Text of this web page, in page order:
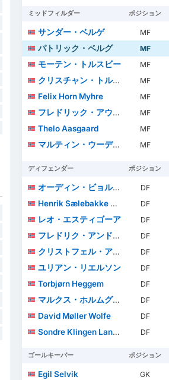
ミッドフィルダー ポジション
サンダー・ベルゲ MF
パトリック・ベルグ
MF
モーテン・トルスビー
MF
クリスチャン・トルストベット
MF
Felix Horn Myhre
MF
フレドリック・アウスネス
MF
Thelo Aasgaard
MF
マルティン・ウーデゴール
MF
ディフェンダー ポジション
オーディン・ビョルタフト DF
Henrik Sælebakke Falchener
DF
レオ・エスティゴーア
DF
フレドリク・アンドレ・ビェルカン
DF
クリストフェル・アイエル
DF
ユリアン・リエルソン
DF
Torbjørn Heggem
DF
マルクス・ホルムグレン・ペデルセン
DF
David Møller Wolfe
DF
Sondre Klingen Langås
DF
ゴールキーパー ポジション
Egil Selvik GK